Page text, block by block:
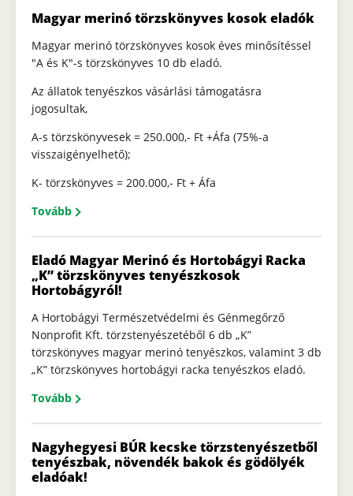
Magyar merinó törzskönyves kosok eladók
Magyar merinó törzskönyves kosok éves minősítéssel
"A és K"-s törzskönyves 10 db eladó.
Az állatok tenyészkos vásárlási támogatásra
jogosultak,
A-s törzskönyvesek = 250.000,- Ft +Áfa (75%-a
visszaigényelhető);
K- törzskönyves = 200.000,- Ft + Áfa
Tovább
Eladó Magyar Merinó és Hortobágyi Racka
„K” törzskönyves tenyészkosok
Hortobágyról!
A Hortobágyi Természetvédelmi és Génmegőrző
Nonprofit Kft. törzstenyészetéből 6 db „K”
törzskönyves magyar merinó tenyészkos, valamint 3 db
„K” törzskönyves hortobágyi racka tenyészkos eladó.
Tovább
Nagyhegyesi BÚR kecske törzstenyészetből
tenyészbak, növendék bakok és gödölyék
eladóak!